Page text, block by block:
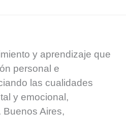
y aprendizaje que
personal e
las cualidades
y emocional,
Buenos Aires,